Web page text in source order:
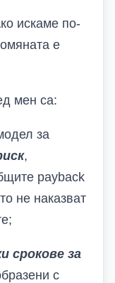
искаме по-
е
мен са:
за
,
payback
не наказват
срокове за
с